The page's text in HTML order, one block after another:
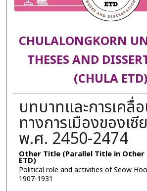
CHULALONGKORN
THESES AND
(CHULA ETD)
บทบาทและการเคลื่
ทางการเมืองของเซี
พ.ศ. 2450-2474
Other Title (Parallel Title in Other
ETD)
Political role and activities of Seow
1907-1931